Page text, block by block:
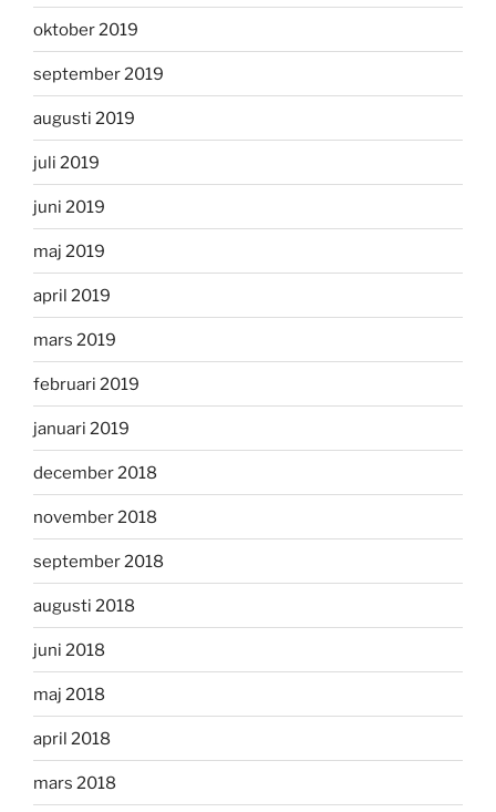
oktober 2019
september 2019
augusti 2019
juli 2019
juni 2019
maj 2019
april 2019
mars 2019
februari 2019
januari 2019
december 2018
november 2018
september 2018
augusti 2018
juni 2018
maj 2018
april 2018
mars 2018